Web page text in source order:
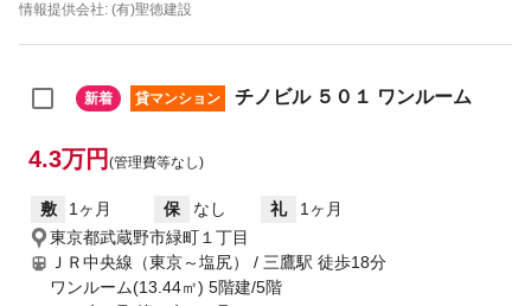
情報提供会社: (有)聖徳建設
新着 貸マンション チノビル ５０１ ワンルーム
4.3万円 (管理費等なし)
敷 1ヶ月 保 なし 礼
1ヶ月
東京都武蔵野市緑町１丁目
ＪＲ中央線（東京～塩尻） / 三鷹駅 徒歩18分
ワンルーム(13.44㎡) 5階建/5階